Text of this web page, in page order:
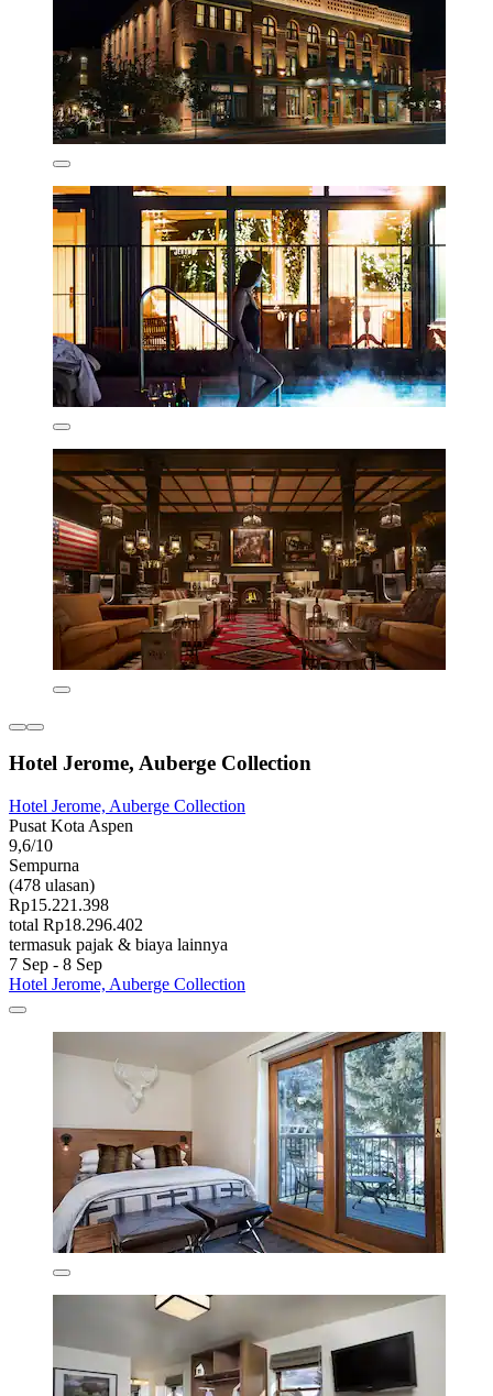
Hotel Jerome, Auberge Collection
Hotel Jerome, Auberge Collection
Pusat Kota Aspen
9,6/10
Sempurna
(478 ulasan)
Rp15.221.398
total Rp18.296.402
termasuk pajak & biaya lainnya
7 Sep - 8 Sep
Hotel Jerome, Auberge Collection